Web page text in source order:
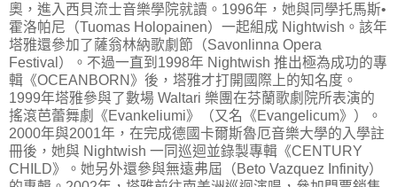
奧，進入西貝流士音樂學院就讀。1996年，她與同學托馬斯•
霍洛帕尼（Tuomas Holopainen）一起組成 Nightwish。該年
塔雅還參加了薩翁林納歌劇節（Savonlinna Opera
Festival）。不過一直到1998年 Nightwish 推出極為成功的專
輯《OCEANBORN》後，塔雅才打開國際上的知名度。
1999年塔雅參與了數場 Waltari 樂團在芬蘭歌劇院所表演的
搖滾芭蕾舞劇《Evankeliumi》（又名《Evangelicum》）。
2000年與2001年，在完成德國卡爾斯魯厄音樂大學的入學註
冊後，她與 Nightwish 一同巡迴並錄製專輯《CENTURY
CHILD》。她另外還參與無遠弗屆（Beto Vazquez Infinity）